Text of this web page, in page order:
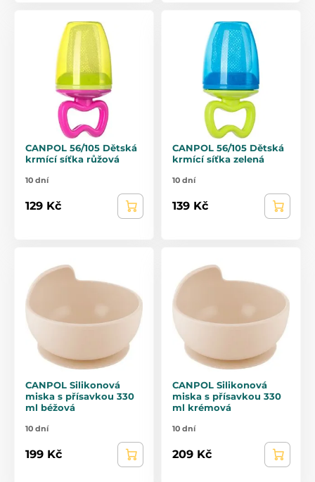
CANPOL 56/105 Dětská
krmící síťka růžová
10 dní
129 Kč
CANPOL 56/105 Dětská
krmící síťka zelená
10 dní
139 Kč
CANPOL Silikonová
miska s přísavkou 330
ml béžová
10 dní
199 Kč
CANPOL Silikonová
miska s přísavkou 330
ml krémová
10 dní
209 Kč